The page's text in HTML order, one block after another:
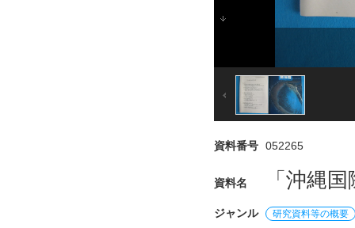
資料番号 052265
資料名 「沖縄
ジャンル 研究資料等の概要